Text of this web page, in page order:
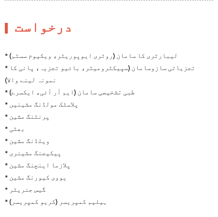
درخواست
* لیبارٹری کا سامان (روٹری ایوپوریٹر، ویکیوم سسٹم)
* تجزیاتی سازوسامان (سپیکٹرومیٹر، بائیو تجزیہ، پانی کا
نمونہ لینے والا)
* طبی تشخیصی سامان (ایم آر آئی، ایکسرے)
* پلاسٹک مولڈنگ مشینیں
* پرنٹنگ مشین
* بھٹی
* ویلڈنگ مشین
* پیکیجنگ مشینری
* پلازما اینچنگ مشین
* یووی کیورنگ مشین
* گیس جنریٹر
* ہیلیم کمپریسر (کریو کمپریسر)